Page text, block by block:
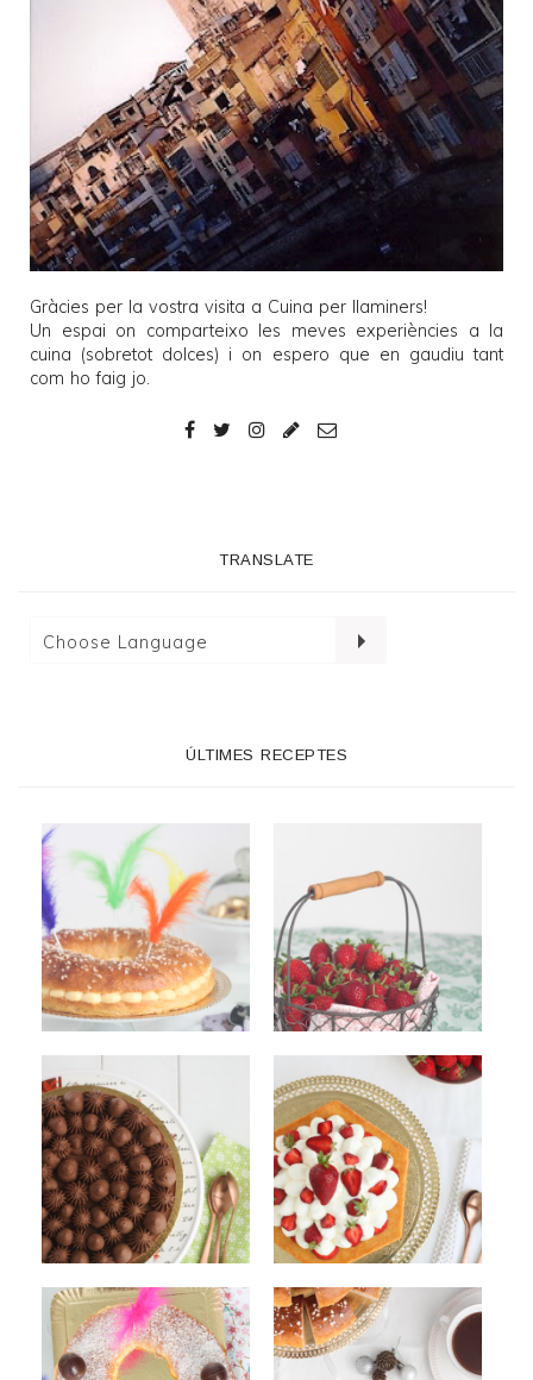
Gràcies per la vostra visita a Cuina per llaminers!
Un espai on comparteixo les meves experiències a la
cuina (sobretot dolces) i on espero que en gaudiu tant
com ho faig jo.
TRANSLATE
ÚLTIMES RECEPTES